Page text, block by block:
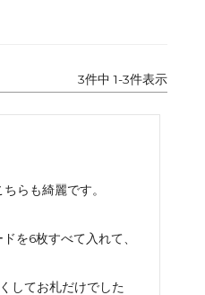
3件中 1-3件表示
らも綺麗です。
を6枚すべて入れて、
してお札だけでした